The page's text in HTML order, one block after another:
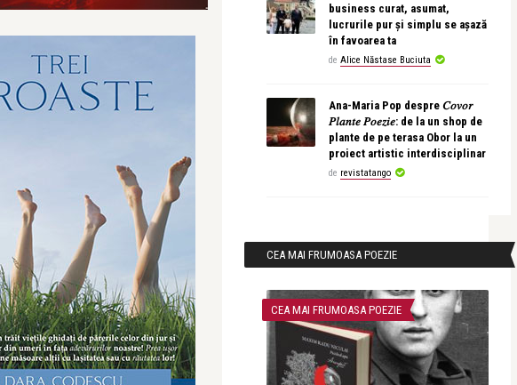
business curat, asumat,
lucrurile pur și simplu se așază
în favoarea ta
de Alice Năstase Buciuta
Ana-Maria Pop despre 𝐶𝑜𝑣𝑜𝑟
𝑃𝑙𝑎𝑛𝑡𝑒 𝑃𝑜𝑒𝑧𝑖𝑒: de la un shop de
plante de pe terasa Obor la un
proiect artistic interdisciplinar
de revistatango
CEA MAI FRUMOASA POEZIE
CEA MAI FRUMOASA POEZIE